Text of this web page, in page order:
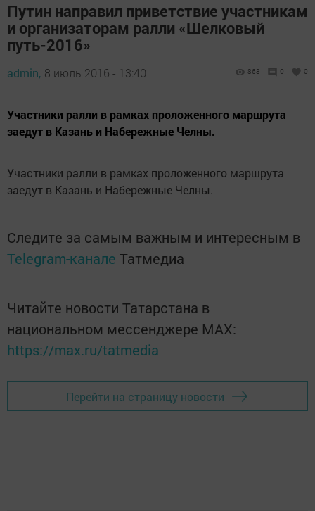
Путин направил приветствие участникам
и организаторам ралли «Шелковый
путь-2016»
admin, 8 июль 2016 - 13:40 863 0 0
Участники ралли в рамках проложенного маршрута
заедут в Казань и Набережные Челны.
Участники ралли в рамках проложенного маршрута
заедут в Казань и Набережные Челны.
Следите за самым важным и интересным в
Telegram-канале Татмедиа
Читайте новости Татарстана в
национальном мессенджере MАХ:
https://max.ru/tatmedia
Перейти на страницу новости